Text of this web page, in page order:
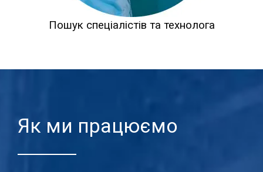
Пошук спеціалістів та технолога
Як ми працюємо